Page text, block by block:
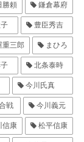
勝頼 鎌倉幕府
豊臣秀吉
三郎 まひろ
北条泰時
今川氏真
戦 今川義元
康 松平信康